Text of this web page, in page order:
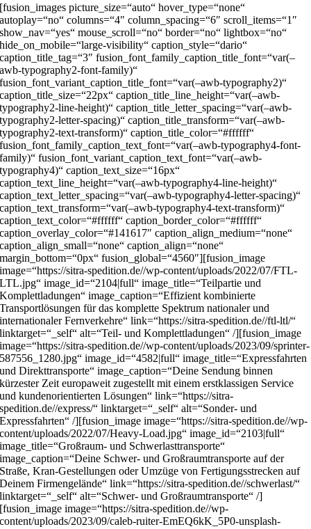
[fusion_images picture_size=“auto“ hover_type=“none“
autoplay=“no“ columns=“4″ column_spacing=“6″ scroll_items=“1″
show_nav=“yes“ mouse_scroll=“no“ border=“no“ lightbox=“no“
hide_on_mobile=“large-visibility“ caption_style=“dario“
caption_title_tag=“3″ fusion_font_family_caption_title_font=“var(–
awb-typography2-font-family)“
fusion_font_variant_caption_title_font=“var(–awb-typography2)“
caption_title_size=“22px“ caption_title_line_height=“var(–awb-
typography2-line-height)“ caption_title_letter_spacing=“var(–awb-
typography2-letter-spacing)“ caption_title_transform=“var(–awb-
typography2-text-transform)“ caption_title_color=“#ffffff“
fusion_font_family_caption_text_font=“var(–awb-typography4-font-
family)“ fusion_font_variant_caption_text_font=“var(–awb-
typography4)“ caption_text_size=“16px“
caption_text_line_height=“var(–awb-typography4-line-height)“
caption_text_letter_spacing=“var(–awb-typography4-letter-spacing)“
caption_text_transform=“var(–awb-typography4-text-transform)“
caption_text_color=“#ffffff“ caption_border_color=“#ffffff“
caption_overlay_color=“#141617″ caption_align_medium=“none“
caption_align_small=“none“ caption_align=“none“
margin_bottom=“0px“ fusion_global=“4560″][fusion_image
image=“https://sitra-spedition.de//wp-content/uploads/2022/07/FTL-
LTL.jpg“ image_id=“2104|full“ image_title=“Teilpartie und
Komplettladungen“ image_caption=“Effizient kombinierte
Transportlösungen für das komplette Spektrum nationaler und
internationaler Fernverkehre“ link=“https://sitra-spedition.de//ftl-ltl/“
linktarget=“_self“ alt=“Teil- und Komplettladungen“ /][fusion_image
image=“https://sitra-spedition.de//wp-content/uploads/2023/09/sprinter-
587556_1280.jpg“ image_id=“4582|full“ image_title=“Expressfahrten
und Direkttransporte“ image_caption=“Deine Sendung binnen
kürzester Zeit europaweit zugestellt mit einem erstklassigen Service
und kundenorientierten Lösungen“ link=“https://sitra-
spedition.de//express/“ linktarget=“_self“ alt=“Sonder- und
Expressfahrten“ /][fusion_image image=“https://sitra-spedition.de//wp-
content/uploads/2022/07/Heavy-Load.jpg“ image_id=“2103|full“
image_title=“Großraum- und Schwerlasttransporte“
image_caption=“Deine Schwer- und Großraumtransporte auf der
Straße, Kran-Gestellungen oder Umzüge von Fertigungsstrecken auf
Deinem Firmengelände“ link=“https://sitra-spedition.de//schwerlast/“
linktarget=“_self“ alt=“Schwer- und Großraumtransporte“ /]
[fusion_image image=“https://sitra-spedition.de//wp-
content/uploads/2023/09/caleb-ruiter-EmEQ6kK_5P0-unsplash-